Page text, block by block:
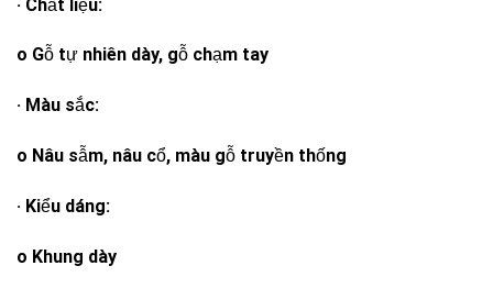
· Chất liệu:
o Gỗ tự nhiên dày, gỗ chạm tay
· Màu sắc:
o Nâu sẫm, nâu cổ, màu gỗ truyền thống
· Kiểu dáng:
o Khung dày